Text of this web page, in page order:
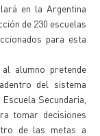
en la Argentina
de 230 escuelas
para esta
alumno pretende
del sistema
Secundaria,
tomar decisiones
de las metas a